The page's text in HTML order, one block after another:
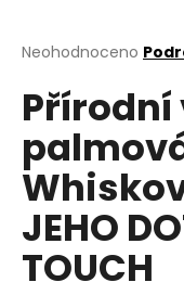
Průměrné
produktu
je
5
hvězdiček.
Neohodnoceno
JEHO
TOUCH
j
t
?